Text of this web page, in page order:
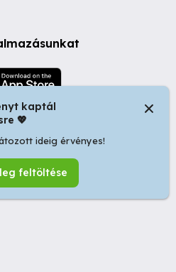
Dacia nr 34, Oradea
-
Ingyenes
kaptál
💖
ideig érvényes!
feltöltése